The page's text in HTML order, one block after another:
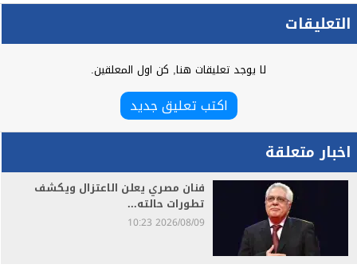
التعليقات
لا يوجد تعليقات هنا, كن اول المعلقين.
اكتب تعليق جديد
اخبار متعلقة
فنان مصري يعلن الاعتزال ويكشف
تطورات حالته...
2026/08/09 10:23